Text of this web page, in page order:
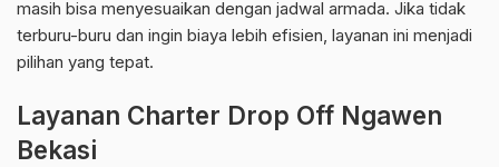
masih bisa menyesuaikan dengan jadwal armada. Jika tidak
terburu-buru dan ingin biaya lebih efisien, layanan ini menjadi
pilihan yang tepat.
Layanan Charter Drop Off Ngawen
Bekasi